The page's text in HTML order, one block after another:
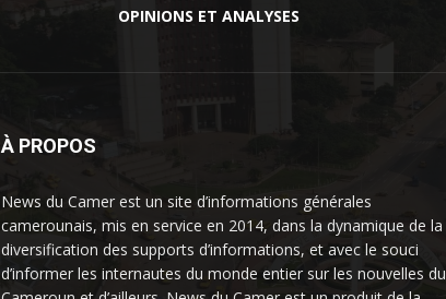
OPINIONS ET ANALYSES
À PROPOS
News du Camer est un site d’informations générales
camerounais, mis en service en 2014, dans la dynamique de la
diversification des supports d’informations, et avec le souci
d’informer les internautes du monde entier sur les nouvelles du